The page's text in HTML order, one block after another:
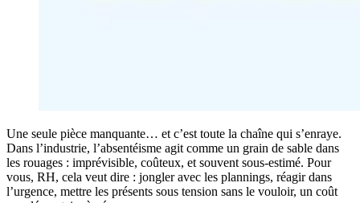
Une seule pièce manquante… et c’est toute la chaîne qui s’enraye.
Dans l’industrie, l’absentéisme agit comme un grain de sable dans
les rouages : imprévisible, coûteux, et souvent sous-estimé. Pour
vous, RH, cela veut dire : jongler avec les plannings, réagir dans
l’urgence, mettre les présents sous tension sans le vouloir, un coût